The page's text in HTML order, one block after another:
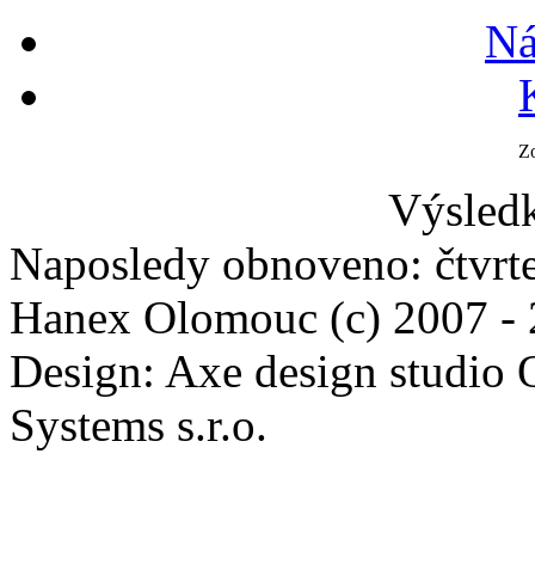
Naposledy obnoveno:
Hanex Olomouc (c) 2007 -
Design: Axe design studio
Systems s.r.o.